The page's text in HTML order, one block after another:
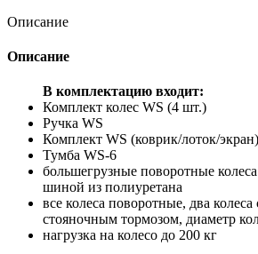
Описание
Описание
В комплектацию входит:
Комплект колес WS (4 шт.)
Ручка WS
Комплект WS (коврик/лоток/экран)
Тумба WS-6
большегрузные поворотные
шиной из полиуретана
все колеса поворотные, два
стояночным тормозом, диаметр
нагрузка на колесо до 200 кг